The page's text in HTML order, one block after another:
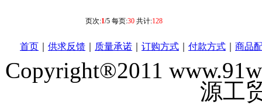
页次:1/5 每页:30 共计:128
首页 供求反馈 质量承诺 订购方式 付款方式 商品
Copyright®2011
源工